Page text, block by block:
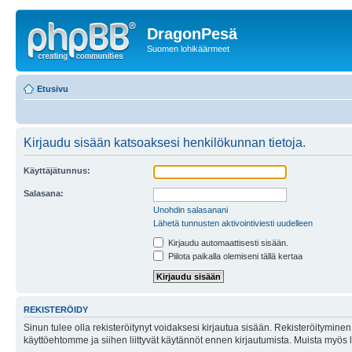
DragonPesä
Suomen lohikäärmeet
Etusivu
Kirjaudu sisään katsoaksesi henkilökunnan tietoja.
Käyttäjätunnus:
Salasana:
Unohdin salasanani
Lähetä tunnusten aktivointiviesti uudelleen
Kirjaudu automaattisesti sisään.
Piilota paikalla olemiseni tällä kertaa
REKISTERÖIDY
Sinun tulee olla rekisteröitynyt voidaksesi kirjautua sisään.
käyttöehtomme ja siihen liittyvät käytännöt ennen kirjautumista. Muista